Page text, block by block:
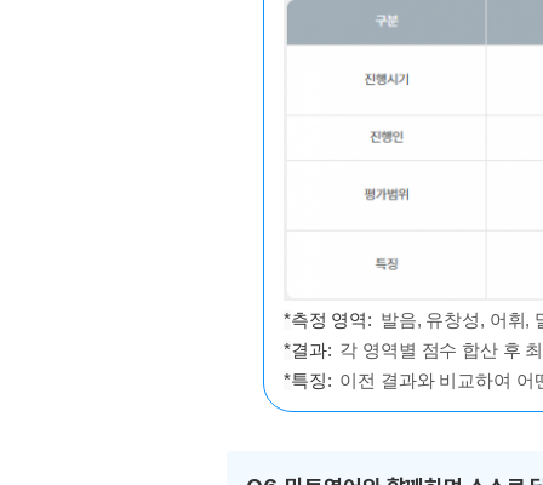
*측정 영역: 발음, 유창성, 어휘,
*결과: 각 영역별 점수 합산 후
*특징: 이전 결과와 비교하여 어